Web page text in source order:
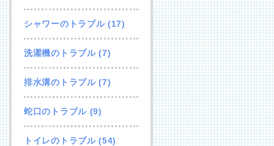
シャワーのトラブル(17)
洗濯機のトラブル(7)
排水溝のトラブル(7)
蛇口のトラブル(9)
トイレのトラブル(54)